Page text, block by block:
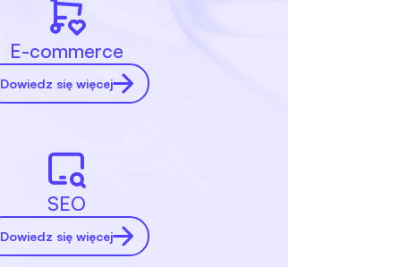
E-commerce
Dowiedz się więcej
SEO
Dowiedz się więcej